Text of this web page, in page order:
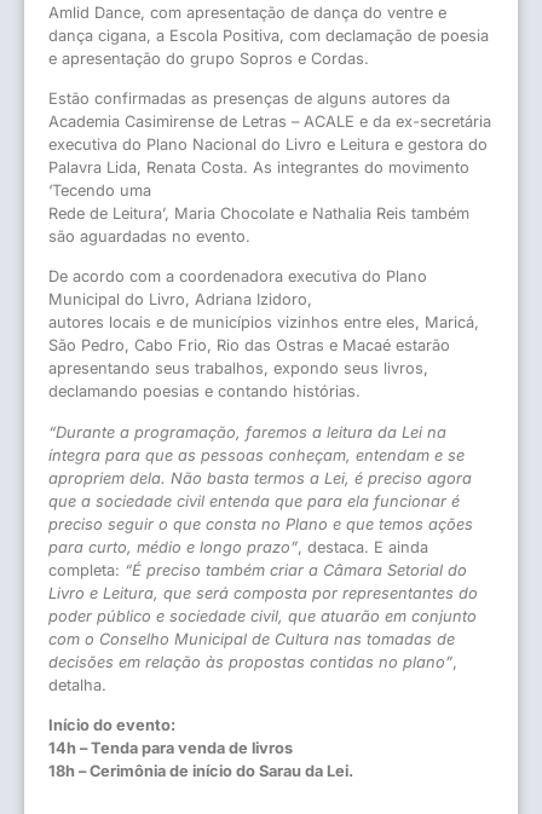
Amlid Dance, com apresentação de dança do ventre e
dança cigana, a Escola Positiva, com declamação de poesia
e apresentação do grupo Sopros e Cordas.
Estão confirmadas as presenças de alguns autores da
Academia Casimirense de Letras – ACALE e da ex-secretária
executiva do Plano Nacional do Livro e Leitura e gestora do
Palavra Lida, Renata Costa. As integrantes do movimento
‘Tecendo uma
Rede de Leitura’, Maria Chocolate e Nathalia Reis também
são aguardadas no evento.
De acordo com a coordenadora executiva do Plano
Municipal do Livro, Adriana Izidoro,
autores locais e de municípios vizinhos entre eles, Maricá,
São Pedro, Cabo Frio, Rio das Ostras e Macaé estarão
apresentando seus trabalhos, expondo seus livros,
declamando poesias e contando histórias.
“Durante a programação, faremos a leitura da Lei na
íntegra para que as pessoas conheçam, entendam e se
apropriem dela. Não basta termos a Lei, é preciso agora
que a sociedade civil entenda que para ela funcionar é
preciso seguir o que consta no Plano e que temos ações
para curto, médio e longo prazo”, destaca. E ainda
completa: “É preciso também criar a Câmara Setorial do
Livro e Leitura, que será composta por representantes do
poder público e sociedade civil, que atuarão em conjunto
com o Conselho Municipal de Cultura nas tomadas de
decisões em relação às propostas contidas no plano”,
detalha.
Início do evento:
14h – Tenda para venda de livros
18h – Cerimônia de início do Sarau da Lei.